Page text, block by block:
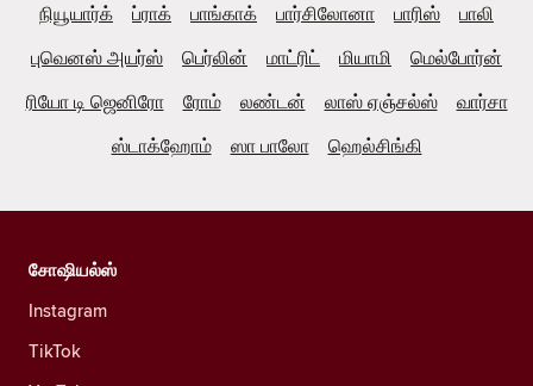
நியூயார்க்
ப்ராக் பாங்காக் பார்சிலோனா பாரிஸ்
பாலி
புவெனஸ் அயர்ஸ்
பெர்லின் மாட்ரிட் மியாமி
மெல்போர்ன்
ரியோ டி ஜெனிரோ
ரோம் லண்டன் லாஸ் ஏஞ்சல்ஸ்
வார்சா
ஸ்டாக்ஹோம்
ஸா பாலோ ஹெல்சிங்கி
சோஷியல்ஸ்
Instagram
TikTok